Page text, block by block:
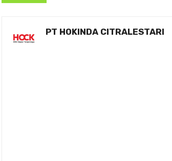
PT HOKINDA CITRALESTARI